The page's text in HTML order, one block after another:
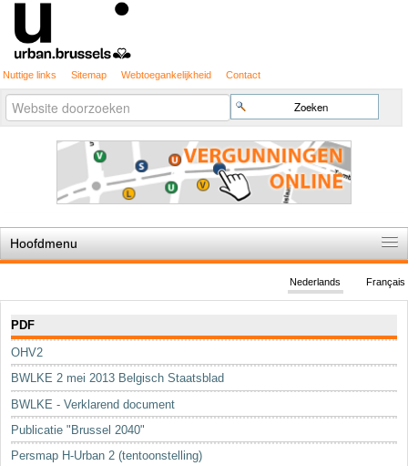
Nuttige links Sitemap Webtoegankelijkheid Contact
Zoek
Geavanceerd
zoeken...
Hoofdmenu
De spelregels
Stedenbouwkundige vergunning
Cartografie
Studies en publicaties
Sleutelwoorden
Stedenbouwkundige inlichtingen
Français
Nederlands
PDF
OHV2
BWLKE 2 mei 2013 Belgisch Staatsblad
BWLKE - Verklarend document
Publicatie "Brussel 2040"
Persmap H-Urban 2 (tentoonstelling)